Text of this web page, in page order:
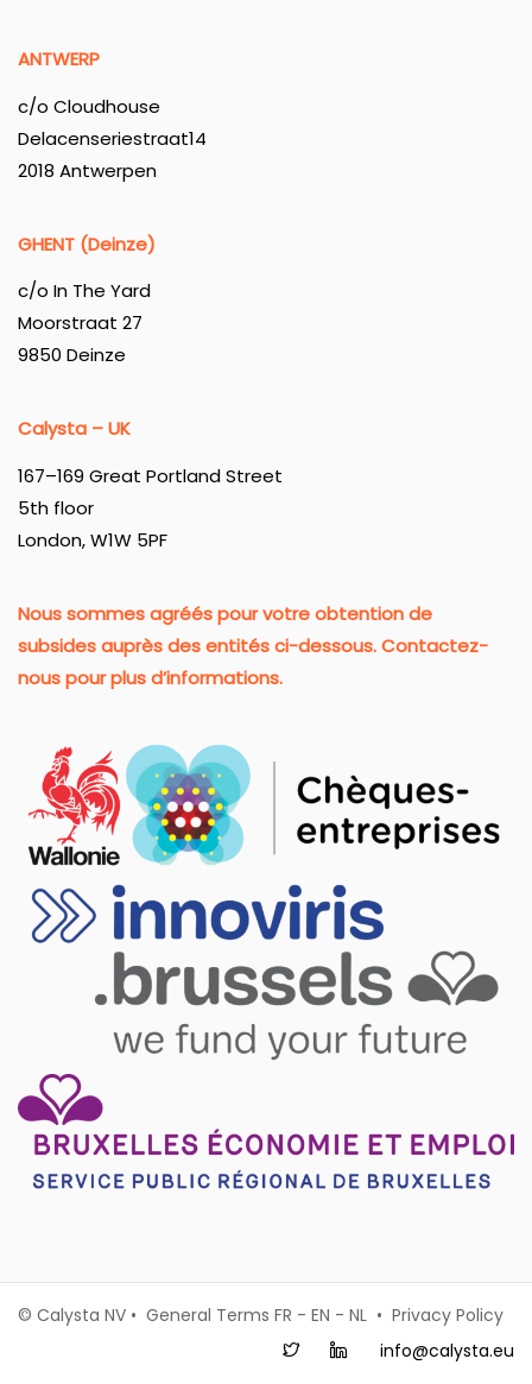
ANTWERP
c/o Cloudhouse
Delacenseriestraat14
2018 Antwerpen
GHENT (Deinze)
c/o In The Yard
Moorstraat 27
9850 Deinze
Calysta – UK
167–169 Great Portland Street
5th floor
London, W1W 5PF
Nous sommes agréés pour votre obtention de
subsides auprès des entités ci-dessous. Contactez-
nous pour plus d’informations.
© Calysta NV • General Terms FR - EN - NL • Privacy Policy
info@calysta.eu